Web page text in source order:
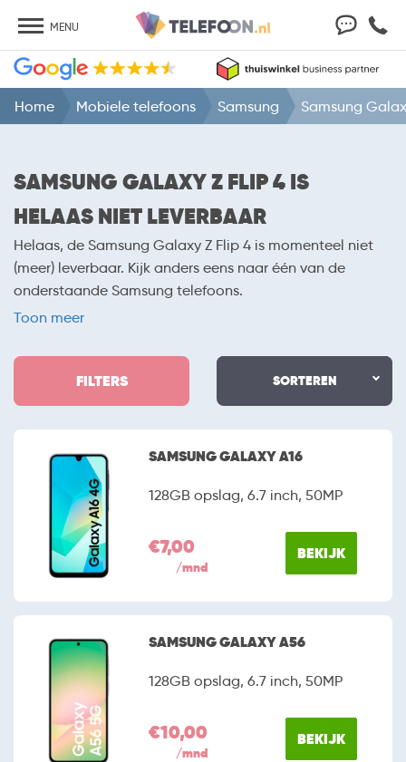
MENU
Home Mobiele telefoons Samsung Samsung
SAMSUNG GALAXY Z FLIP 4 IS
HELAAS NIET LEVERBAAR
Helaas, de Samsung Galaxy Z Flip 4 is momenteel niet
(meer) leverbaar. Kijk anders eens naar één van de
onderstaande Samsung telefoons.
Toon meer
SORTEREN
FILTERS
SAMSUNG GALAXY A16
128GB opslag, 6.7 inch, 50MP
€7,00
/mnd
BEKIJK
SAMSUNG GALAXY A56
128GB opslag, 6.7 inch, 50MP
€10,00
/mnd
BEKIJK